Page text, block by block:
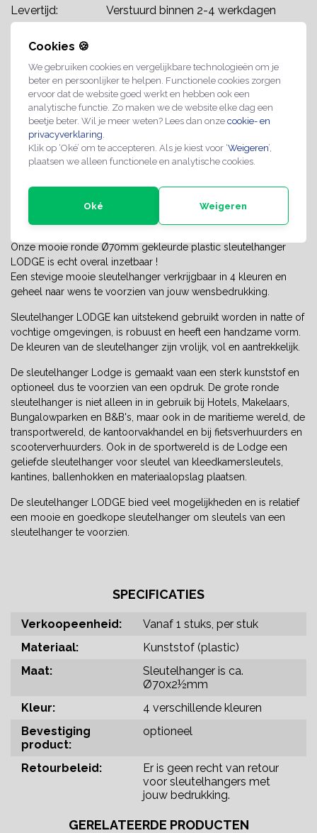
Cookies 🍪
We gebruiken cookies en vergelijkbare technologieën om je
beter en persoonlijker te helpen. Functionele cookies zorgen
ervoor dat de website goed werkt en hebben ook een
analytische functie. Zo maken we de website elke dag een
beetje beter. Wil je meer weten? Lees dan onze cookie- en
privacyverklaring.
Klik op ‘Oké’ om te accepteren. Als je kiest voor ‘Weigeren’,
plaatsen we alleen functionele en analytische cookies.
Oké Weigeren
Levertijd: Verstuurd binnen 2-4 werkdagen
Maatwerk mogelijk op aanvraag
Professionele kwaliteit
Spoedlevering mogelijk
Share with Whatsapp
INFORMATIE
Sleutelhanger LODGE met jouw
wensopdruk.
Onze mooie ronde Ø70mm gekleurde plastic sleutelhanger
LODGE is echt overal inzetbaar !
Een stevige mooie sleutelhanger verkrijgbaar in 4 kleuren en
geheel naar wens te voorzien van jouw wensbedrukking.
Sleutelhanger LODGE kan uitstekend gebruikt worden in natte of
vochtige omgevingen, is robuust en heeft een handzame vorm.
De kleuren van de sleutelhanger zijn vrolijk, vol en aantrekkelijk.
De sleutelhanger Lodge is gemaakt vaan een sterk kunststof en
optioneel dus te voorzien van een opdruk. De grote ronde
sleutelhanger is niet alleen in in gebruik bij Hotels, Makelaars,
Bungalowparken en B&B's, maar ook in de maritieme wereld, de
transportwereld, de kantoorvakhandel en bij fietsverhuurders en
scooterverhuurders. Ook in de sportwereld is de Lodge een
geliefde sleutelhanger voor sleutel van kleedkamersleutels,
kantines, ballenhokken en materiaalopslag plaatsen.
De sleutelhanger LODGE bied veel mogelijkheden en is relatief
een mooie en goedkope sleutelhanger om sleutels van een
sleutelhanger te voorzien.
SPECIFICATIES
Verkoopeenheid:
Vanaf 1 stuks, per stuk
Materiaal:
Kunststof (plastic)
Maat:
Sleutelhanger is ca.
Ø70x2½mm
Kleur:
4 verschillende kleuren
Bevestiging
product:
optioneel
Retourbeleid:
Er is geen recht van retour
voor sleutelhangers met
jouw bedrukking.
GERELATEERDE PRODUCTEN